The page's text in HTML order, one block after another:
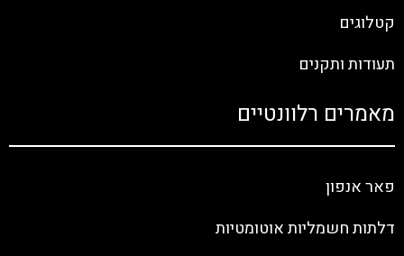
קטלוגים
תעודות ותקנים
מאמרים רלוונטיים
פאר אנפון
דלתות חשמליות אוטומטיות